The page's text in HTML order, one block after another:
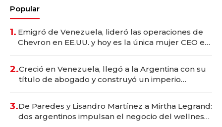
Popular
1. Emigró de Venezuela, lideró las operaciones de
Chevron en EE.UU. y hoy es la única mujer CEO en
2.Creció en Venezuela, llegó a la Argentina con su
título de abogado y construyó un imperio
3.De Paredes y Lisandro Martínez a Mirtha Legrand:
dos argentinos impulsan el negocio del wellness